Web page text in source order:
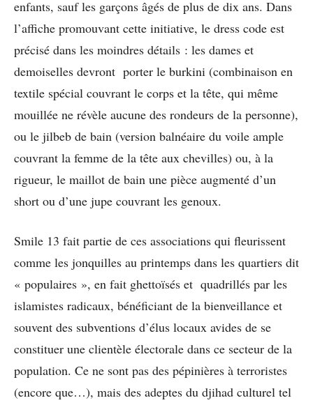
enfants, sauf les garçons âgés de plus de dix ans. Dans
l’affiche promouvant cette initiative, le dress code est
précisé dans les moindres détails : les dames et
demoiselles devront porter le burkini (combinaison en
textile spécial couvrant le corps et la tête, qui même
mouillée ne révèle aucune des rondeurs de la personne),
ou le jilbeb de bain (version balnéaire du voile ample
couvrant la femme de la tête aux chevilles) ou, à la
rigueur, le maillot de bain une pièce augmenté d’un
short ou d’une jupe couvrant les genoux.
Smile 13 fait partie de ces associations qui fleurissent
comme les jonquilles au printemps dans les quartiers dit
« populaires », en fait ghettoïsés et quadrillés par les
islamistes radicaux, bénéficiant de la bienveillance et
souvent des subventions d’élus locaux avides de se
constituer une clientèle électorale dans ce secteur de la
population. Ce ne sont pas des pépinières à terroristes
(encore que…), mais des adeptes du djihad culturel tel